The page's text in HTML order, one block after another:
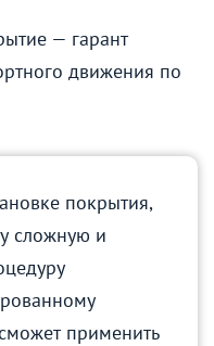
— гарант
движения по
покрытия,
сложную и
применить